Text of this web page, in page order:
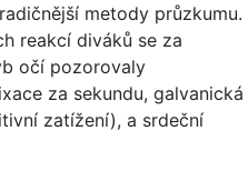
metody průzkumu.
reakcí diváků se za
očí pozorovaly
za sekundu, galvanická
zatížení), a srdeční